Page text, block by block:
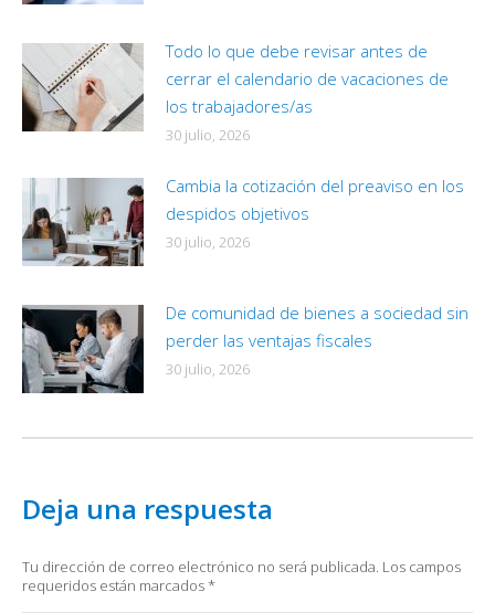
Todo lo que debe revisar antes de
cerrar el calendario de vacaciones de
los trabajadores/as
30 julio, 2026
Cambia la cotización del preaviso en los
despidos objetivos
30 julio, 2026
De comunidad de bienes a sociedad sin
perder las ventajas fiscales
30 julio, 2026
Deja una respuesta
Tu dirección de correo electrónico no será publicada. Los campos
requeridos están marcados*